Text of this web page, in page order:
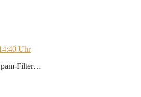
Uhr
Filter…